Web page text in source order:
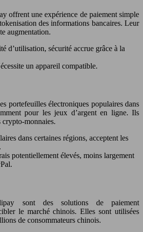
offrent une expérience de paiement simple
des informations bancaires. Leur
augmentation.
d’utilisation, sécurité accrue grâce à la
un appareil compatible.
portefeuilles électroniques populaires dans
pour les jeux d’argent en ligne. Ils
crypto-monnaies.
dans certaines régions, acceptent les
potentiellement élevés, moins largement
sont des solutions de paiement
le marché chinois. Elles sont utilisées
de consommateurs chinois.